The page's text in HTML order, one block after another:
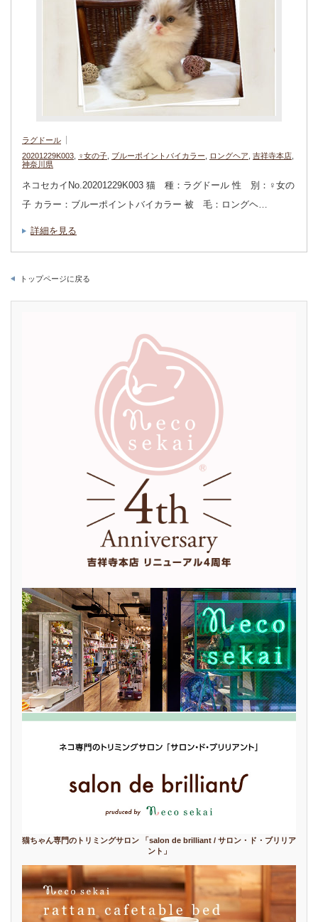
ラグドール
20201229K003
♀女の子 ブルーポイントバイカラー ロングヘア 吉祥寺本店
神奈川県
ネコセカイNo.20201229K003 猫 種：ラグドール 性 別：♀女の
子 カラー：ブルーポイントバイカラー 被 毛：ロングヘ…
詳細を見る
トップページに戻る
猫ちゃん専門のトリミングサロン 「salon de brilliant / サロン・ド・ブリリア
ント」